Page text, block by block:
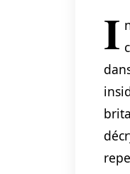
I